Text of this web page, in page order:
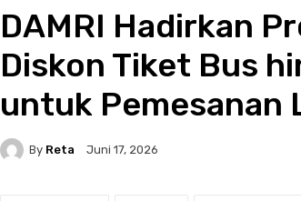
DAMRI Hadirkan
Diskon Tiket Bus
untuk Pemesanan
By Reta Juni 17, 2026